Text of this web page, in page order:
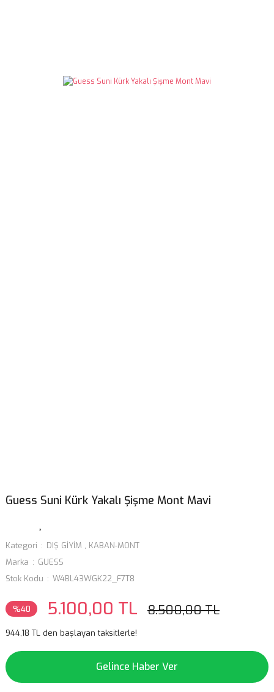
Guess Suni Kürk Yakalı Şişme Mont Mavi
Kategori DIŞ GİYİM , KABAN-MONT
Marka
GUESS
Stok Kodu
W4BL43WGK22_F7T8
%40 5.100,00 TL 8.500,00 TL
944,18 TL den başlayan taksitlerle!
Gelince Haber Ver